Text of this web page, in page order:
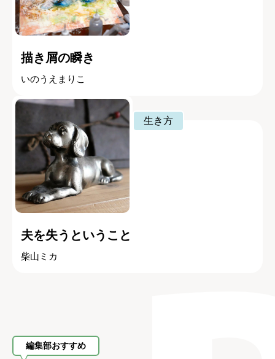
描き屑の瞬き
いのうえまりこ
生き方
夫を失うということ
柴山ミカ
編集部おすすめ